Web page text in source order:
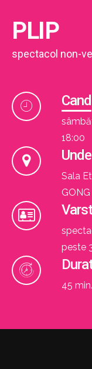
PLIP
spectacol non-
Cand
18:00
Unde
Sala
GONG
peste
45 min.